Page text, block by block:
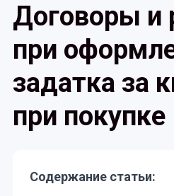
Договоры и
при
задатка за
при покупке
Содержание статьи: